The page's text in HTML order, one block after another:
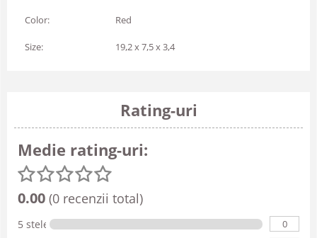
Color: Red
Size: 19,2 x 7,5 x 3,4
Rating-uri
Medie rating-uri:
0.00 (0 recenzii total)
5 stele 0